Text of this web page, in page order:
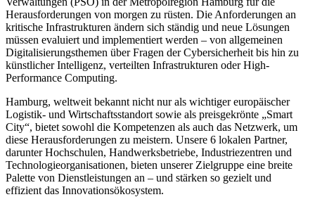
Herausforderungen von morgen zu rüsten. Die Anforderungen an
kritische Infrastrukturen ändern sich ständig und neue Lösungen
müssen evaluiert und implementiert werden – von allgemeinen
Digitalisierungsthemen über Fragen der Cybersicherheit bis hin zu
künstlicher Intelligenz, verteilten Infrastrukturen oder High-
Performance Computing.
Hamburg, weltweit bekannt nicht nur als wichtiger europäischer
Logistik- und Wirtschaftsstandort sowie als preisgekrönte „Smart
City“, bietet sowohl die Kompetenzen als auch das Netzwerk, um
diese Herausforderungen zu meistern. Unsere 6 lokalen Partner,
darunter Hochschulen, Handwerksbetriebe, Industriezentren und
Technologieorganisationen, bieten unserer Zielgruppe eine breite
Palette von Dienstleistungen an – und stärken so gezielt und
effizient das Innovationsökosystem.